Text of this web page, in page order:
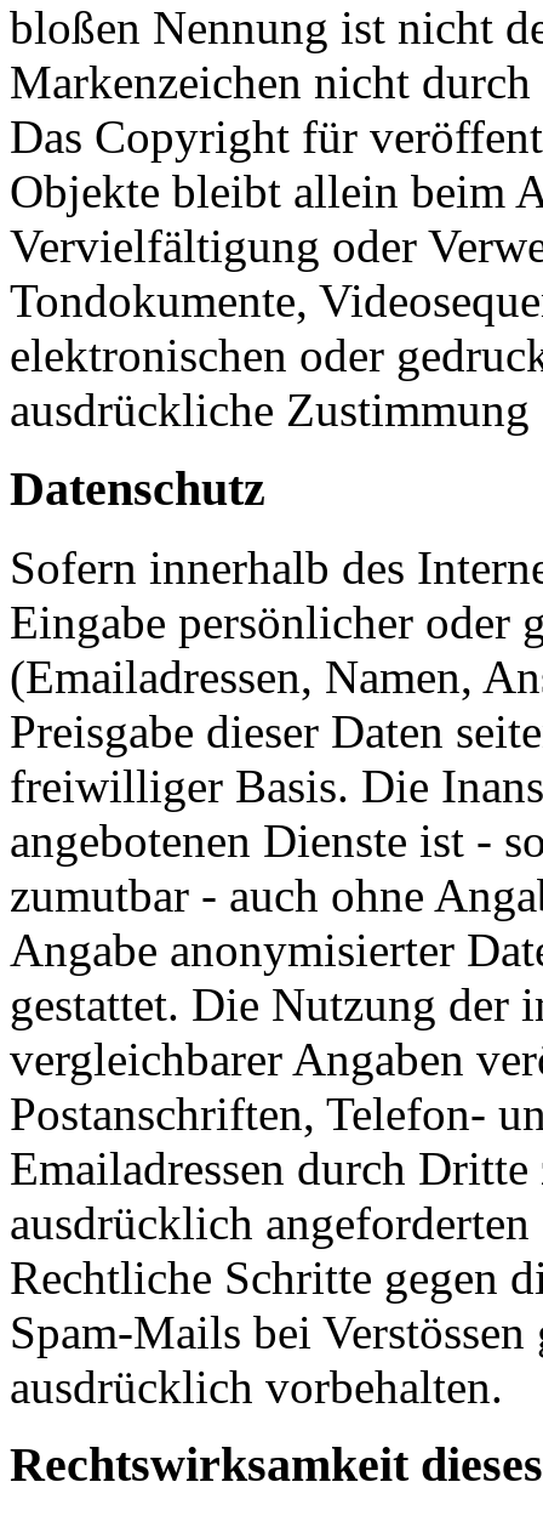
bloßen Nennung ist nicht
Markenzeichen nicht
Das Copyright für
Objekte bleibt allein beim
Vervielfältigung oder
Tondokumente,
elektronischen oder
ausdrückliche
Datenschutz
Sofern innerhalb des
Eingabe persönlicher oder
(Emailadressen, Namen,
Preisgabe dieser Daten
freiwilliger Basis. Die
angebotenen Dienste ist -
zumutbar - auch ohne
Angabe anonymisierter
gestattet. Die Nutzung der
vergleichbarer Angaben
Postanschriften, Telefon-
Emailadressen durch
ausdrücklich
Rechtliche Schritte gegen
Spam-Mails bei
ausdrücklich vorbehalten.
Rechtswirksamkeit